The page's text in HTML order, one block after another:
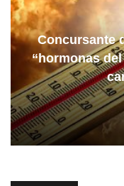
Concursante
“hormonas